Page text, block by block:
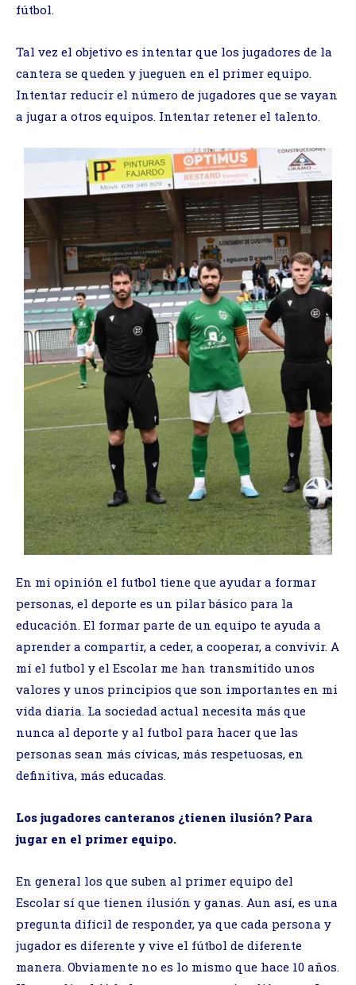
fútbol.
Tal vez el objetivo es intentar que los jugadores de la
cantera se queden y jueguen en el primer equipo.
Intentar reducir el número de jugadores que se vayan
a jugar a otros equipos. Intentar retener el talento.
En mi opinión el futbol tiene que ayudar a formar
personas, el deporte es un pilar básico para la
educación. El formar parte de un equipo te ayuda a
aprender a compartir, a ceder, a cooperar, a convivir. A
mí el futbol y el Escolar me han transmitido unos
valores y unos principios que son importantes en mi
vida diaria. La sociedad actual necesita más que
nunca al deporte y al futbol para hacer que las
personas sean más cívicas, más respetuosas, en
definitiva, más educadas.
Los jugadores canteranos ¿tienen ilusión? Para
jugar en el primer equipo.
En general los que suben al primer equipo del
Escolar sí que tienen ilusión y ganas. Aun así, es una
pregunta difícil de responder, ya que cada persona y
jugador es diferente y vive el fútbol de diferente
manera. Obviamente no es lo mismo que hace 10 años.